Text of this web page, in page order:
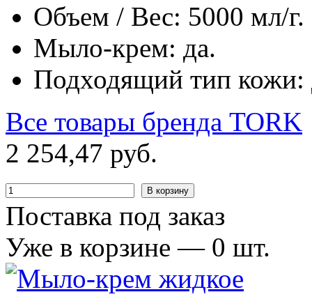
Объем / Вес: 5000 мл/г.
Мыло-крем: да.
Подходящий тип кожи:
Все товары бренда TORK
2 254,47 руб.
В корзину
Поставка под заказ
Уже в корзине — 0 шт.